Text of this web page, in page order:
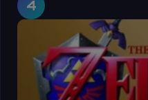
4